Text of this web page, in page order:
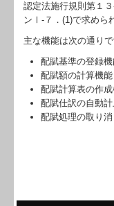
認定法施行規則第１
ンⅠ-７．(1)で求めら
主な機能は次の通りで
配賦基準の登録
配賦額の計算機能
配賦計算表の作
配賦仕訳の自動
配賦処理の取り